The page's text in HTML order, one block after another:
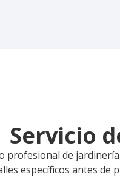
Servicio
profesional de
específicos antes de